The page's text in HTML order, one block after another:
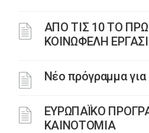
AΠΟ ΤΙΣ 10 ΤΟ
ΚΟΙΝΩΦΕΛΗ
Νέο πρόγραμμα
ΕΥΡΩΠΑΪΚΟ
ΚΑΙΝΟΤΟΜΙΑ